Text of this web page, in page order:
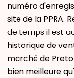
numéro
site de la PPRA.
de temps il est
historique de
marché de
bien meilleure